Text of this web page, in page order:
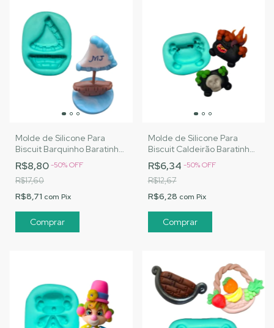
Molde de Silicone Para
Biscuit Barquinho Baratinho
2 - MJ Artesanatos
|Cód.A079
R$8,80-50%OFF
R$17,60
R$8,71 com Pix
Molde de Silicone Para
Biscuit Caldeirão Baratinho
- MJ Artesanatos |Cód.
A080
R$6,34 -50%OFF
R$12,67
R$6,28 com Pix